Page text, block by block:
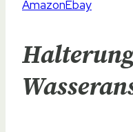
Material
Kunststoff